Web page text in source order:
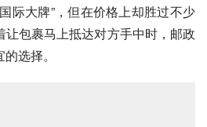
际大牌”，但在价格上却胜过不少
让包裹马上抵达对方手中时，邮政
选择。